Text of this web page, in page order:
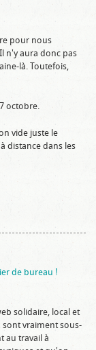
pour nous
n'y aura donc pas
là. Toutefois,
octobre.
vide juste le
distance dans les
de bureau !
solidaire, local et
vraiment sous-
au travail à